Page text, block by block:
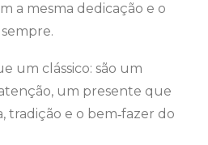
a mesma dedicação e o
um clássico: são um
um presente que
tradição e o bem‑fazer do